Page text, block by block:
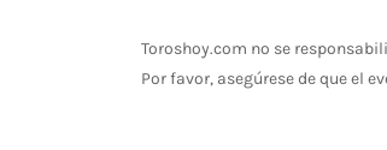
Toroshoy.com no se
Por favor, asegúrese de que el